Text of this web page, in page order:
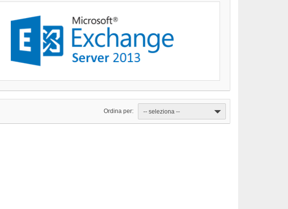
Ordina per: -- seleziona --